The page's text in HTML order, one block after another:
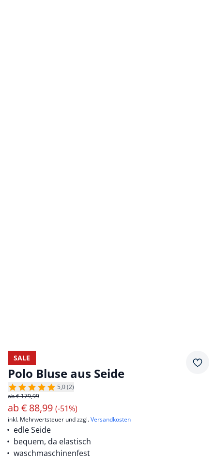
SALE
Polo Bluse aus Seide
5,0 (2)
ab € 179,99
ab€ 88,99 (-51%)
inkl. Mehrwertsteuer und zzgl.Versandkosten
edle Seide
bequem, da elastisch
waschmaschinenfest